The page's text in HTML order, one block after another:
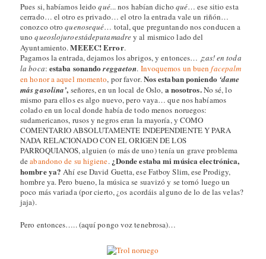
Pues si, habíamos leidoqué... nos habían dicho qué… ese sitio esta
cerrado… el otro es privado… el otro la entrada vale un riñón…
conozco otroquenosequé… total, que preguntando nos conducen a
unoqueoslojuroestádeputamadrey al mismico lado del
Ayuntamiento.MEEEC! Error.
Pagamos la entrada, dejamos los abrigos, y entonces… ¡zas! en toda
la boca: estaba sonandoreggaeton. Invoquemos un buenfacepalm
en honor a aquel momento, por favor.Nos estaban poniendo ‘dame
más gasolina’, señores, en un local de Oslo, a nosotros.No sé, lo
mismo para ellos es algo nuevo, pero vaya… que nos habíamos
colado en un local donde había de todo menos noruegos:
sudamericanos, rusos y negros eran la mayoría, y COMO
COMENTARIO ABSOLUTAMENTE INDEPENDIENTE Y PARA
NADA RELACIONADO CON EL ORIGEN DE LOS
PARROQUIANOS, alguien (o más de uno) tenía un grave problema
deabandono de su higiene. ¿Donde estaba mi música electrónica,
hombre ya? Ahí ese David Guetta, ese Fatboy Slim, ese Prodigy,
hombre ya. Pero bueno, la música se suavizó y se tornó luego un
poco más variada (por cierto, ¿os acordáis alguno de lo de las velas?
jaja).
Pero entonces….. (aquí pongo voz tenebrosa)…